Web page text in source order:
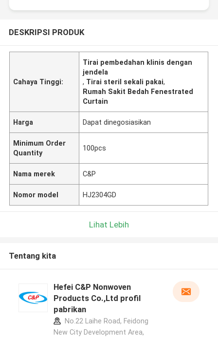
DESKRIPSI PRODUK
Cahaya Tinggi:
Tirai pembedahan klinis dengan
jendela
, Tirai steril sekali pakai,
Rumah Sakit Bedah Fenestrated
Curtain
Harga Dapat dinegosiasikan
Minimum Order
Quantity
100pcs
Nama merek C&P
Nomor model HJ2304GD
Lihat Lebih
Tentang kita
Hefei C&P Nonwoven
Products Co.,Ltd profil
pabrikan
No.22 Laihe Road, Feidong
New City Development Area,